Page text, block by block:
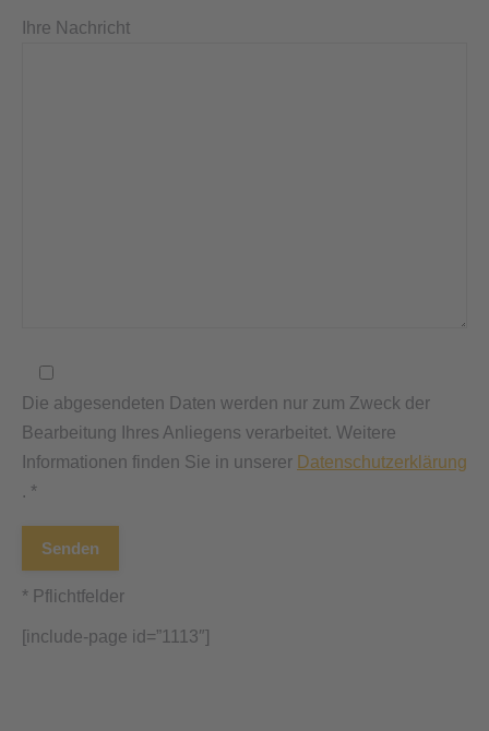
Ihre Nachricht
Die abgesendeten Daten werden nur zum Zweck der
Bearbeitung Ihres Anliegens verarbeitet. Weitere
Informationen finden Sie in unserer Datenschutzerklärung
. *
* Pflichtfelder
[include-page id=”1113″]